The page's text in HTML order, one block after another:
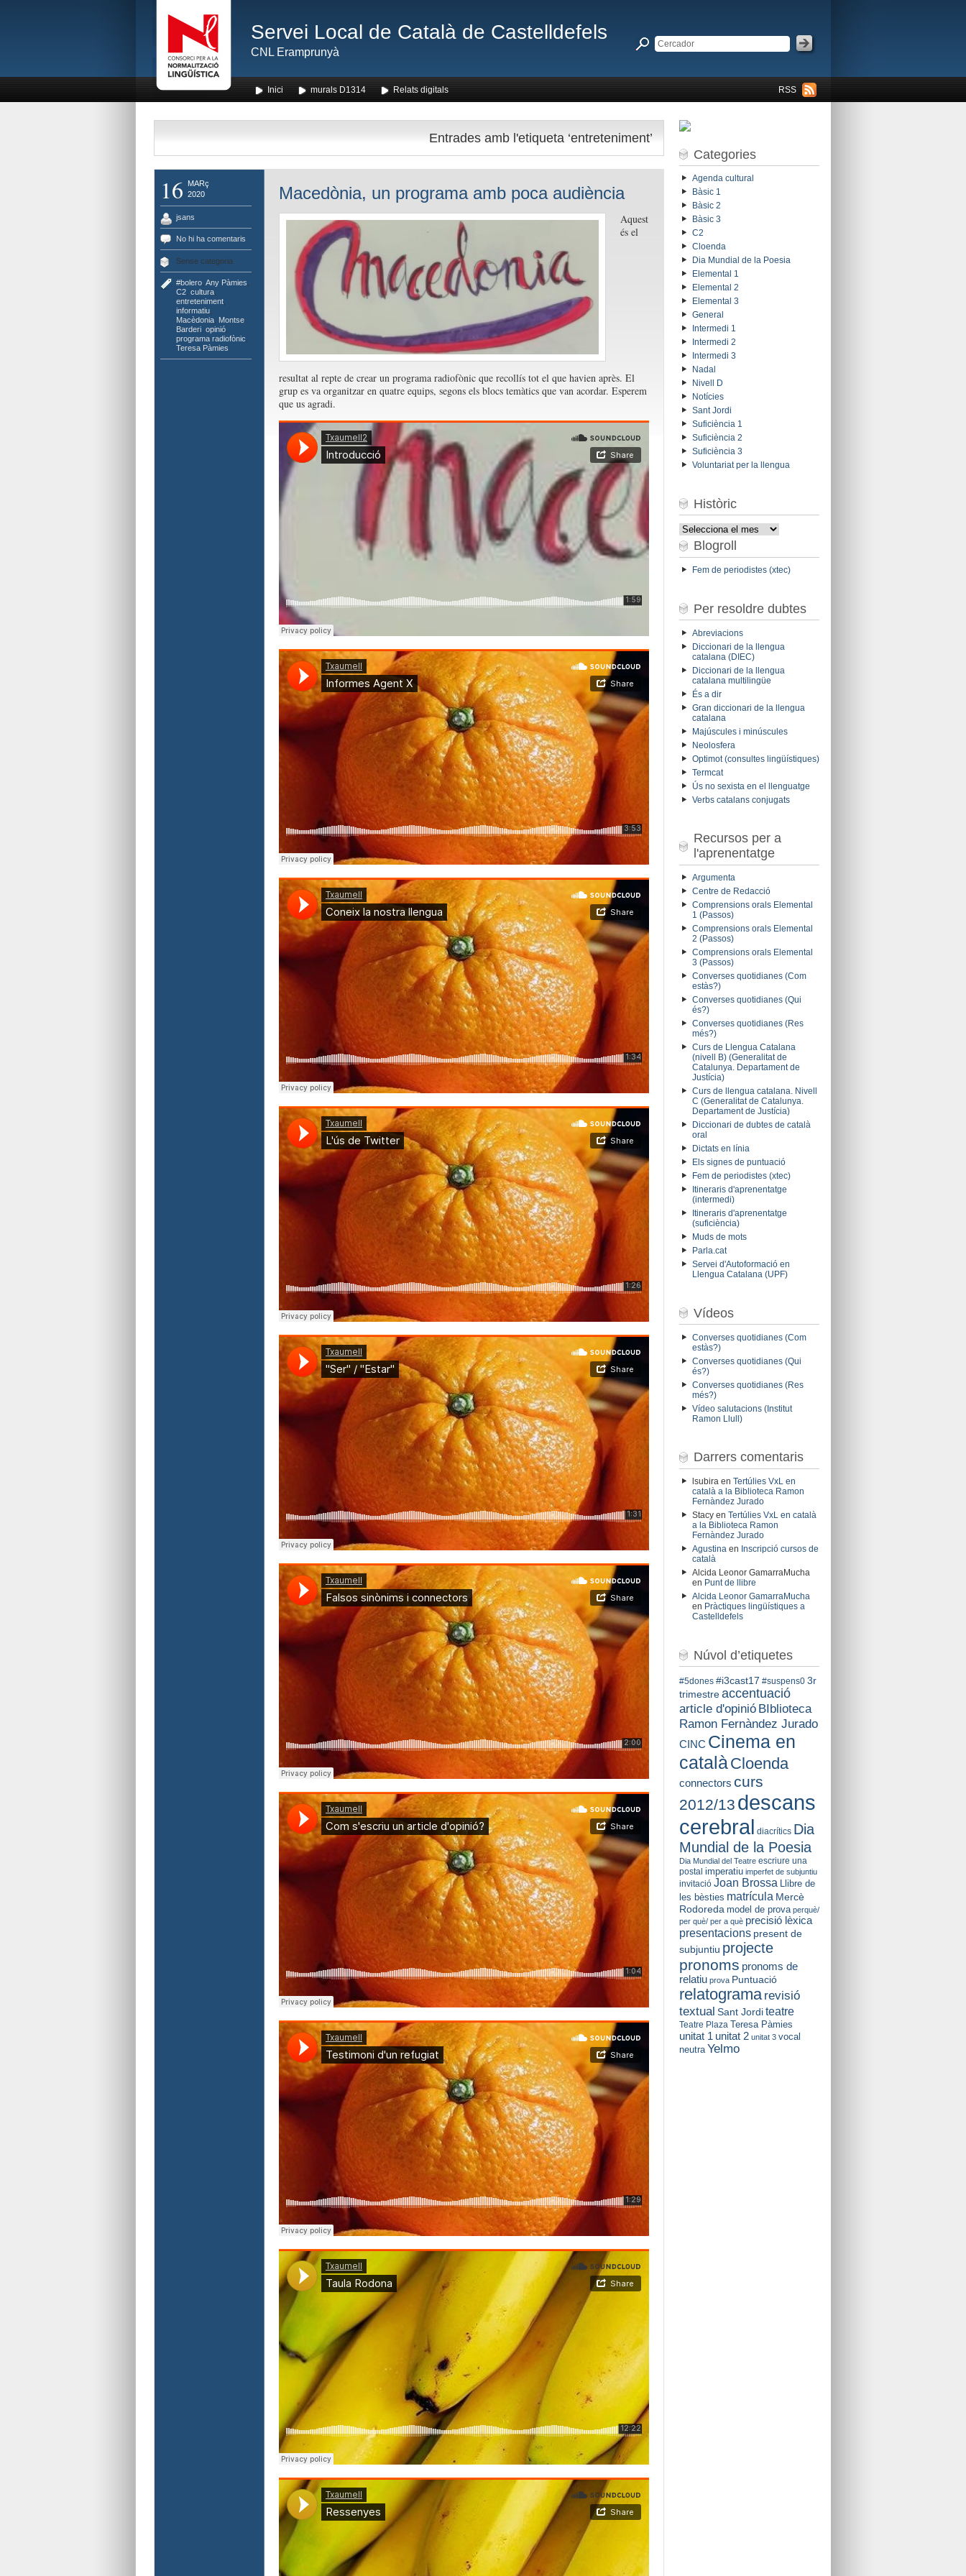
Servei Local de Català de Castelldefels
CNL Eramprunyà
RSS
Inici murals D1314 Relats digitals
Entrades amb l'etiqueta ‘entreteniment’
16
MARç
2020
jsans
No hi ha comentaris
Sense categoria
#bolero, Any Pàmies
C2, cultura,
entreteniment,
informatiu,
Macèdonia, Montse
Barderi, opinió,
programa radiofònic
Teresa Pàmies
Macedònia, un programa amb poca audiència
Aquest
és el
resultat al repte de crear un programa radiofònic que recollís tot el que havien après. El
grup es va organitzar en quatre equips, segons els blocs temàtics que van acordar. Esperem
que us agradi.
Categories
Agenda cultural
Bàsic 1
Bàsic 2
Bàsic 3
C2
Cloenda
Dia Mundial de la Poesia
Elemental 1
Elemental 2
Elemental 3
General
Intermedi 1
Intermedi 2
Intermedi 3
Nadal
Nivell D
Notícies
Sant Jordi
Suficiència 1
Suficiència 2
Suficiència 3
Voluntariat per la llengua
Històric
Històric
Blogroll
Fem de periodistes (xtec)
Per resoldre dubtes
Abreviacions
Diccionari de la llengua
catalana (DIEC)
Diccionari de la llengua
catalana multilingüe
És a dir
Gran diccionari de la llengua
catalana
Majúscules i minúscules
Neolosfera
Optimot (consultes lingüístiques)
Termcat
Ús no sexista en el llenguatge
Verbs catalans conjugats
Recursos per a
l'aprenentatge
Argumenta
Centre de Redacció
Comprensions orals Elemental
1 (Passos)
Comprensions orals Elemental
2 (Passos)
Comprensions orals Elemental
3 (Passos)
Converses quotidianes (Com
estàs?)
Converses quotidianes (Qui
és?)
Converses quotidianes (Res
més?)
Curs de Llengua Catalana
(nivell B) (Generalitat de
Catalunya. Departament de
Justícia)
Curs de llengua catalana. Nivell
C (Generalitat de Catalunya.
Departament de Justícia)
Diccionari de dubtes de català
oral
Dictats en línia
Els signes de puntuació
Fem de periodistes (xtec)
Itineraris d'aprenentatge
(intermedi)
Itineraris d'aprenentatge
(suficiència)
Muds de mots
Parla.cat
Servei d'Autoformació en
Llengua Catalana (UPF)
Vídeos
Converses quotidianes (Com
estàs?)
Converses quotidianes (Qui
és?)
Converses quotidianes (Res
més?)
Vídeo salutacions (Institut
Ramon Llull)
Darrers comentaris
lsubiraen Tertúlies VxL en
català a la Biblioteca Ramon
Fernàndez Jurado
Stacyen Tertúlies VxL en català
a la Biblioteca Ramon
Fernàndez Jurado
Agustinaen Inscripció cursos de
català
Alcida Leonor GamarraMucha
en Punt de llibre
Alcida Leonor GamarraMucha
en Pràctiques lingüístiques a
Castelldefels
Núvol d’etiquetes
#5dones #i3cast17 #suspens0 3r
trimestre accentuació
article d'opinió BIblioteca
Ramon Fernàndez Jurado
CINC Cinema en
catalàCloenda
connectors curs
2012/13 descans
cerebral diacrítics Dia
Mundial de la Poesia
Dia Mundial del Teatre escriure una
postal imperatiu imperfet de subjuntiu
invitació Joan Brossa
Llibre de
les bèsties matrícula Mercè
Rodoreda model de prova perquè/
per què/ per a què precisió lèxica
presentacions present de
subjuntiu projecte
pronoms pronoms de
relatiu prova Puntuació
relatograma revisió
textual Sant Jordi teatre
Teatre Plaza Teresa Pàmies
unitat 1 unitat 2 unitat 3 vocal
neutra Yelmo